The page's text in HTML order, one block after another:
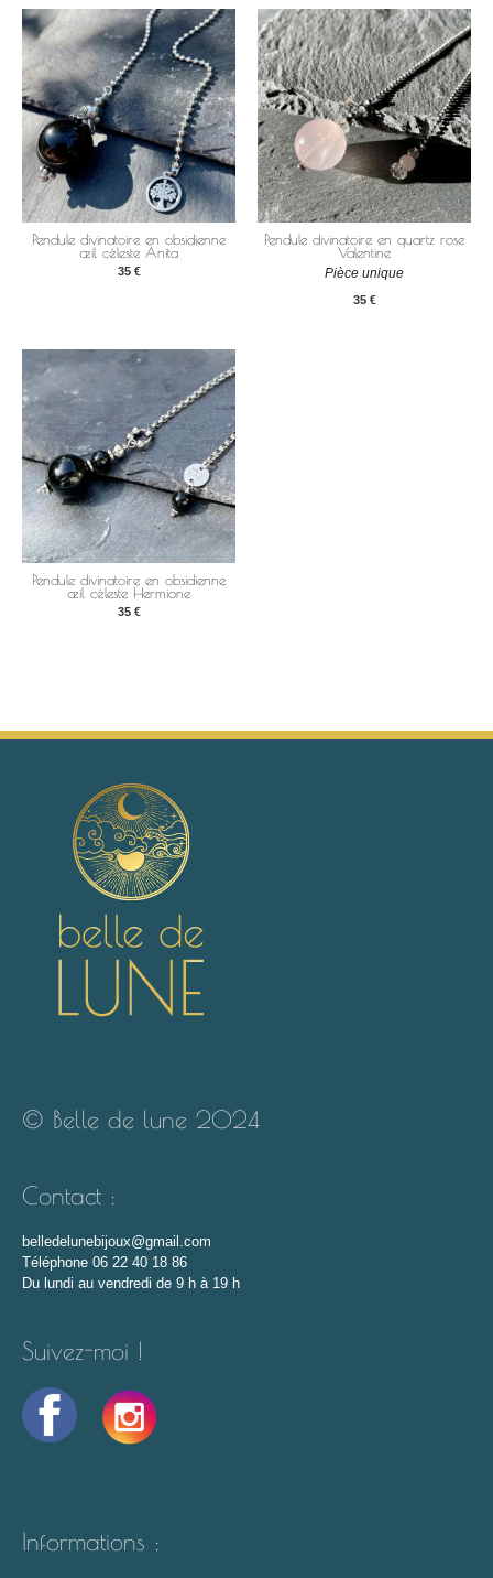
Pendule divinatoire en obsidienne
œil céleste Anita
35 €
Pendule divinatoire en quartz rose
Valentine
Pièce unique
35 €
Pendule divinatoire en obsidienne
œil céleste Hermione
35 €
© Belle de lune 2024
Contact :
belledelunebijoux@gmail.com
Téléphone 06 22 40 18 86
Du lundi au vendredi de 9 h à 19 h
Suivez-moi !
Informations :